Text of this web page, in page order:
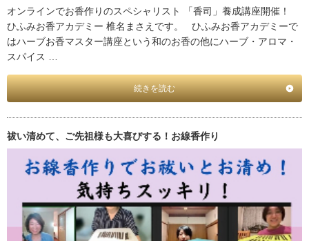
オンラインでお香作りのスペシャリスト 「香司」養成講座開催！
ひふみお香アカデミー 椎名まさえです。 ひふみお香アカデミーで
はハーブお香マスター講座という和のお香の他にハーブ・アロマ・
スパイス …
続きを読む
祓い清めて、ご先祖様も大喜びする！お線香作り